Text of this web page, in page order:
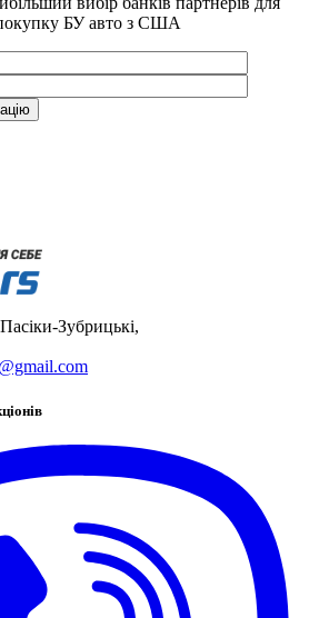
БУ авто з США
Зубрицькі,